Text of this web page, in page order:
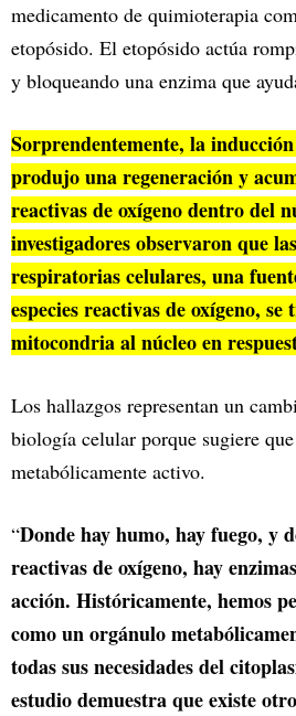
medicamento de quimioterapia
etopósido. El etopósido actúa
y bloqueando una enzima que
Sorprendentemente, la
produjo una regeneración y
reactivas de oxígeno dentro del
investigadores observaron que
respiratorias celulares, una
especies reactivas de oxígeno,
mitocondria al núcleo en
Los hallazgos representan un
biología celular porque sugiere
metabólicamente activo.
“Donde hay humo, hay fuego, y
reactivas de oxígeno, hay
acción. Históricamente, hemos
como un orgánulo
todas sus necesidades del
estudio demuestra que existe